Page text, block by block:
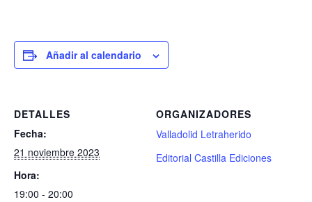
Añadir al calendario
DETALLES
Fecha:
21 noviembre 2023
Hora:
19:00 - 20:00
ORGANIZADORES
Valladolid Letraherido
Editorial Castilla Ediciones